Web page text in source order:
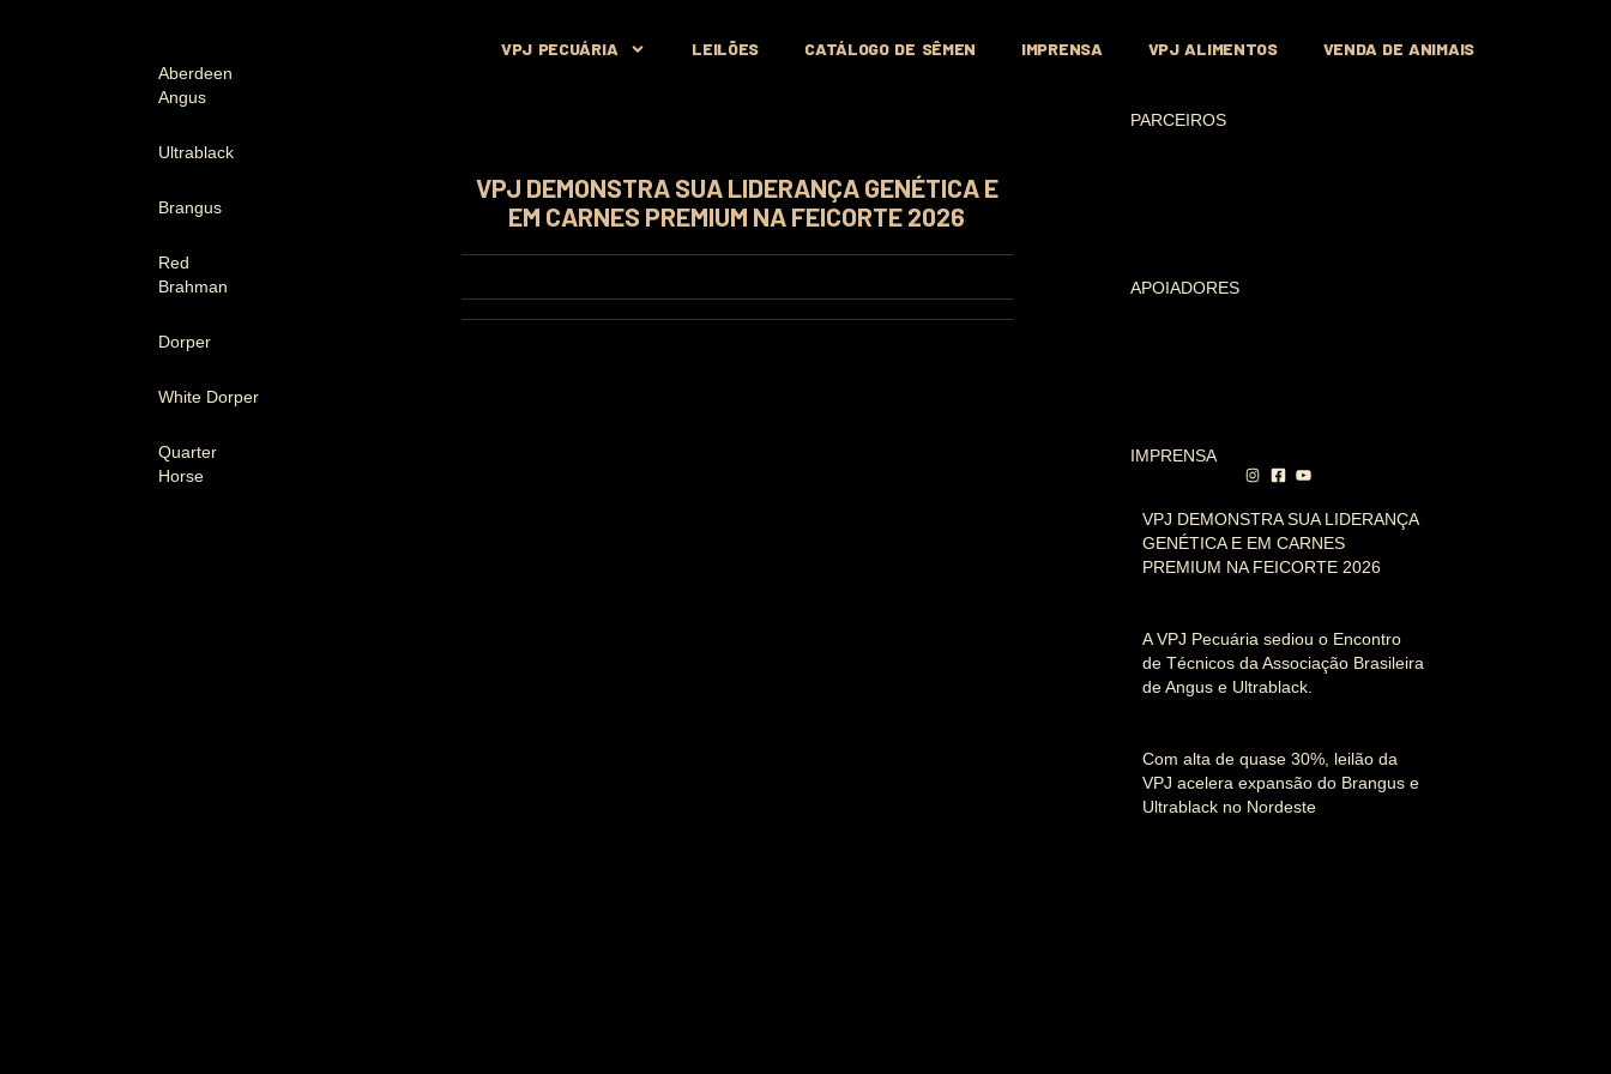
VPJ PECUÁRIA LEILÕES CATÁLOGO DE SÊMEN IMPRENSA VPJ ALIMENTOS VENDA DE ANIMAIS
Aberdeen
Angus
Ultrablack
Brangus
Red
Brahman
Dorper
White Dorper
Quarter
Horse
VPJ DEMONSTRA SUA LIDERANÇA GENÉTICA E
EM CARNES PREMIUM NA FEICORTE 2026
PARCEIROS
APOIADORES
IMPRENSA
VPJ DEMONSTRA SUA LIDERANÇA
GENÉTICA E EM CARNES
PREMIUM NA FEICORTE 2026
A VPJ Pecuária sediou o Encontro
de Técnicos da Associação Brasileira
de Angus e Ultrablack.
Com alta de quase 30%, leilão da
VPJ acelera expansão do Brangus e
Ultrablack no Nordeste